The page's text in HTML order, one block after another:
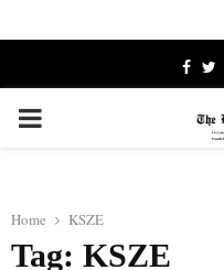
PRIMARY
Home KSZE
Tag: KSZE